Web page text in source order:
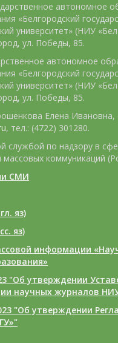
автономное
«Белгородский
университет» (НИУ
ул. Победы, 85.
автономное
«Белгородский
университет» (НИУ
ул. Победы, 85.
Елена Ивановна,
, тел.: (4722) 301280.
службой по надзору в
коммуникаций
СМИ
яз)
яз)
информации
"Об утверждении
научных журналов
"Об утверждении